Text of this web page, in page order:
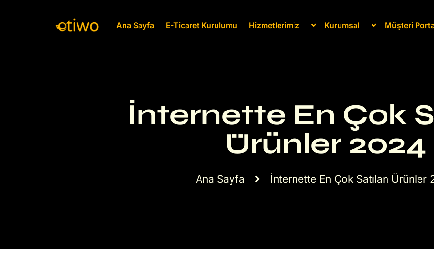
Ana Sayfa E-Ticaret Kurulumu Hizmetlerimiz Kurumsal Müşteri
İnternette En Çok
Ürünler 2024
Ana Sayfa İnternette En Çok Satılan Ürünler